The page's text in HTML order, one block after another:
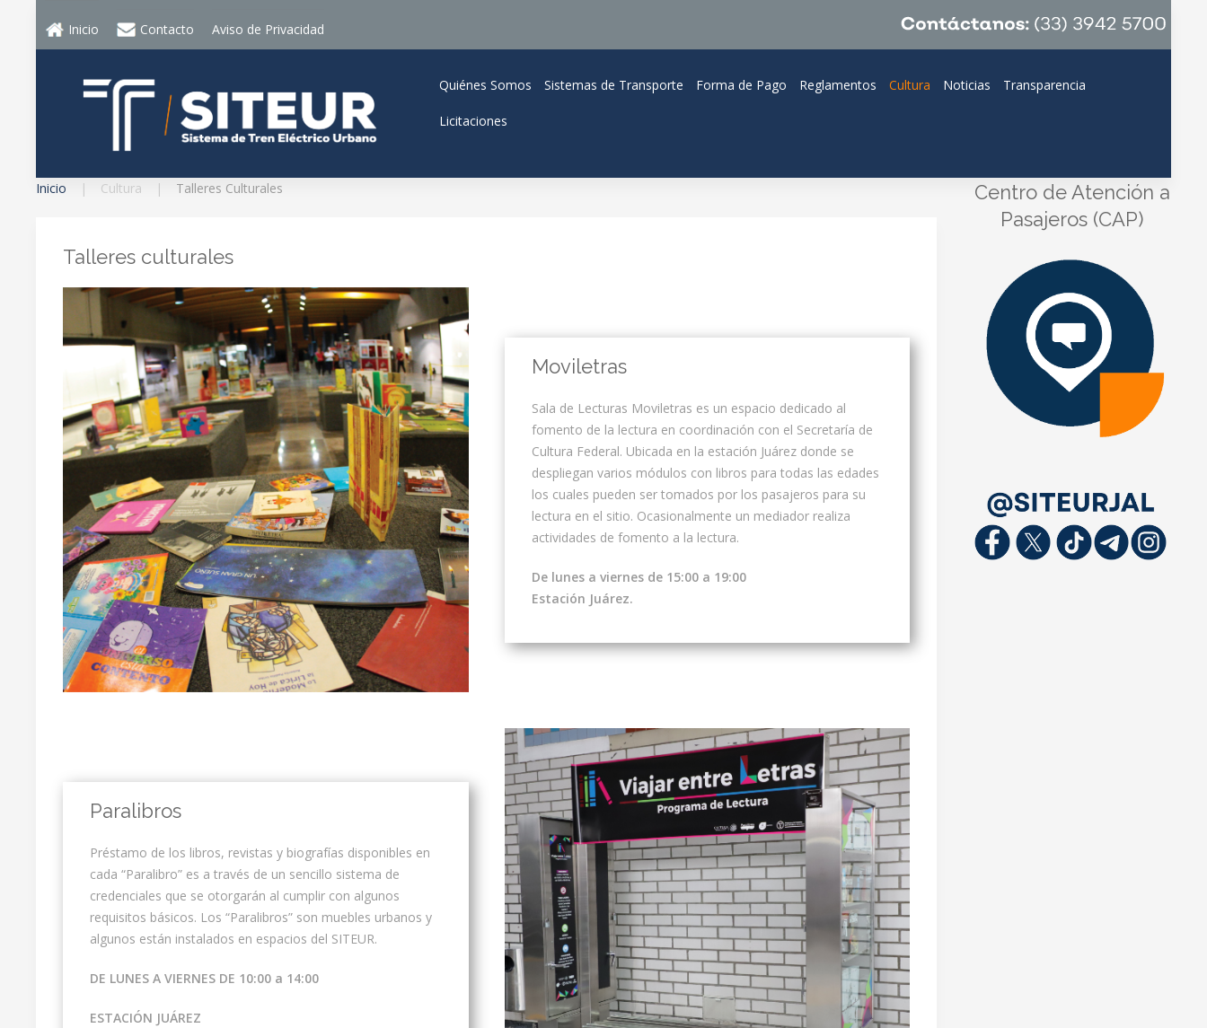
Inicio Contacto Aviso de Privacidad
Quiénes Somos Sistemas de Transporte Forma de Pago Reglamentos Cultura Noticias Transparencia
Licitaciones
Inicio Cultura Talleres Culturales
Talleres culturales
Moviletras
Sala de Lecturas Moviletras es un espacio dedicado al
fomento de la lectura en coordinación con el Secretaría de
Cultura Federal. Ubicada en la estación Juárez donde se
despliegan varios módulos con libros para todas las edades
los cuales pueden ser tomados por los pasajeros para su
lectura en el sitio. Ocasionalmente un mediador realiza
actividades de fomento a la lectura.
De lunes a viernes de 15:00 a 19:00
Estación Juárez.
Paralibros
Préstamo de los libros, revistas y biografías disponibles en
cada “Paralibro” es a través de un sencillo sistema de
credenciales que se otorgarán al cumplir con algunos
requisitos básicos. Los “Paralibros” son muebles urbanos y
algunos están instalados en espacios del SITEUR.
DE LUNES A VIERNES DE 10:00 a 14:00
ESTACIÓN JUÁREZ
Centro de Atención a
Pasajeros (CAP)